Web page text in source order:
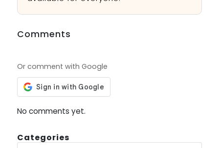
Comments
Or comment with Google
No comments yet.
Categories